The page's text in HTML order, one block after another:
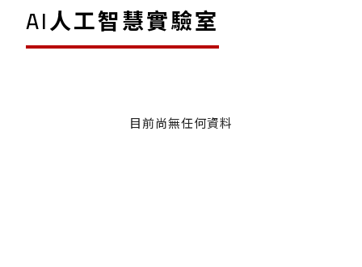
AI人工智慧實驗室
目前尚無任何資料